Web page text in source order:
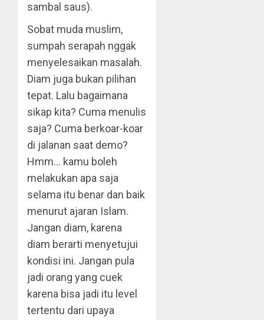
sambal saus).
Sobat muda muslim,
sumpah serapah nggak
menyelesaikan masalah.
Diam juga bukan pilihan
tepat. Lalu bagaimana
sikap kita? Cuma menulis
saja? Cuma berkoar-koar
di jalanan saat demo?
Hmm… kamu boleh
melakukan apa saja
selama itu benar dan baik
menurut ajaran Islam.
Jangan diam, karena
diam berarti menyetujui
kondisi ini. Jangan pula
jadi orang yang cuek
karena bisa jadi itu level
tertentu dari upaya